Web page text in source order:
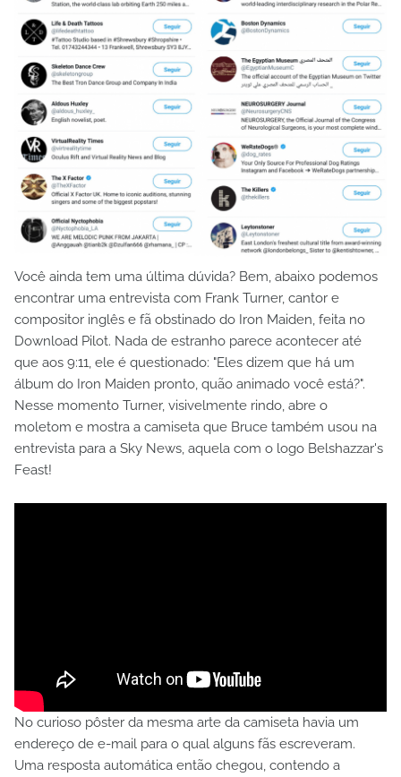
Você ainda tem uma última dúvida? Bem, abaixo podemos
encontrar uma entrevista com Frank Turner, cantor e
compositor inglês e fã obstinado do Iron Maiden, feita no
Download Pilot. Nada de estranho parece acontecer até
que aos 9:11, ele é questionado: "Eles dizem que há um
álbum do Iron Maiden pronto, quão animado você está?".
Nesse momento Turner, visivelmente rindo, abre o
moletom e mostra a camiseta que Bruce também usou na
entrevista para a Sky News, aquela com o logo Belshazzar's
Feast!
No curioso pôster da mesma arte da camiseta havia um
endereço de e-mail para o qual alguns fãs escreveram.
Uma resposta automática então chegou, contendo a